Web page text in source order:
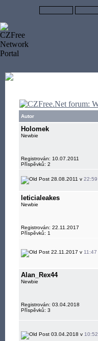
Autor
Holomek
Newbie
Registrován: 10.07.2011
Příspěvků: 2
28.08.2011 v 22:59
leticialeakes
Newbie
Registrován: 22.11.2017
Příspěvků: 1
22.11.2017 v 11:47
Alan_Rex44
Newbie
Registrován: 03.04.2018
Příspěvků: 3
03.04.2018 v 10:52